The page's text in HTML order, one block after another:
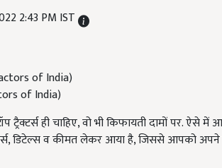
2:43 PM IST
of India)
ट्रैक्टर्स ही चाहिए, वो भी किफायती दामों पर.
डिटेल्स व कीमत लेकर आया है, जिससे आपको